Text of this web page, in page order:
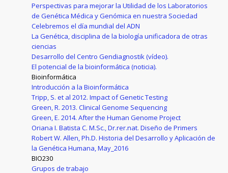
Perspectivas para mejorar la Utilidad de los Laboratorios
de Genética Médica y Genómica en nuestra Sociedad
Celebremos el día mundial del ADN
La Genética, disciplina de la biología unificadora de otras
ciencias
Desarrollo del Centro Gendiagnostik (vídeo).
El potencial de la bioinformática (noticia).
Bioinformática
Introducción a la Bioinformática
Tripp, S. et al 2012. Impact of Genetic Testing
Green, R. 2013. Clinical Genome Sequencing
Green, E. 2014. After the Human Genome Project
Oriana I. Batista C. M.Sc., Dr.rer.nat. Diseño de Primers
Robert W. Allen, Ph.D. Historia del Desarrollo y Aplicación de
la Genética Humana, May_2016
BIO230
Grupos de trabajo